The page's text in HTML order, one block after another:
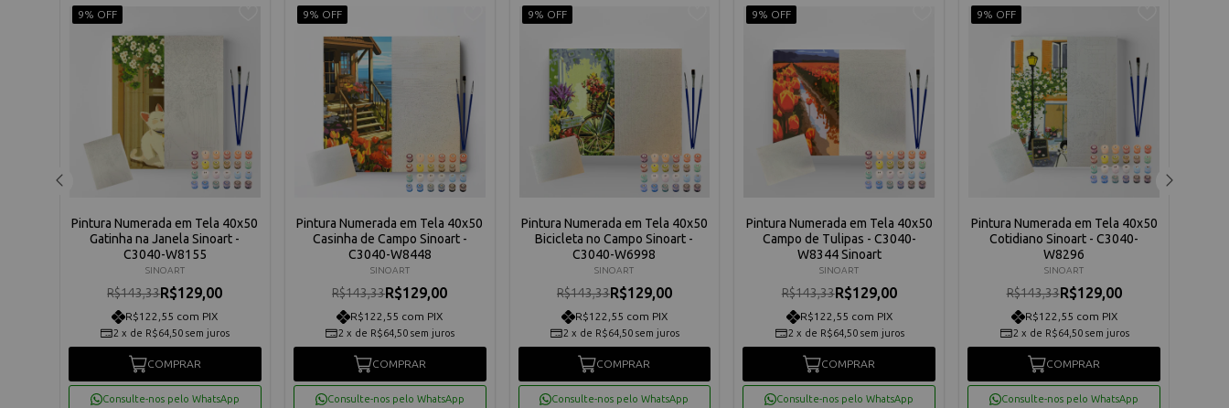
9% OFF
Pintura Numerada em Tela 40x50
Gatinha na Janela Sinoart -
C3040-W8155
SINOART
R$143,33R$129,00
R$122,55 com PIX
2 x de R$64,50 sem juros
COMPRAR
Consulte-nos pelo WhatsApp
9% OFF
Pintura Numerada em Tela 40x50
Casinha de Campo Sinoart -
C3040-W8448
SINOART
R$143,33R$129,00
R$122,55 com PIX
2 x de R$64,50 sem juros
COMPRAR
Consulte-nos pelo WhatsApp
9% OFF
Pintura Numerada em Tela 40x50
Bicicleta no Campo Sinoart -
C3040-W6998
SINOART
R$143,33R$129,00
R$122,55 com PIX
2 x de R$64,50 sem juros
COMPRAR
Consulte-nos pelo WhatsApp
9% OFF
Pintura Numerada em Tela 40x50
Campo de Tulipas - C3040-
W8344 Sinoart
SINOART
R$143,33R$129,00
R$122,55 com PIX
2 x de R$64,50 sem juros
COMPRAR
Consulte-nos pelo WhatsApp
9% OFF
Pintura Numerada em Tela 40x50
Cotidiano Sinoart - C3040-
W8296
SINOART
R$143,33R$129,00
R$122,55 com PIX
2 x de R$64,50 sem juros
COMPRAR
Consulte-nos pelo WhatsApp